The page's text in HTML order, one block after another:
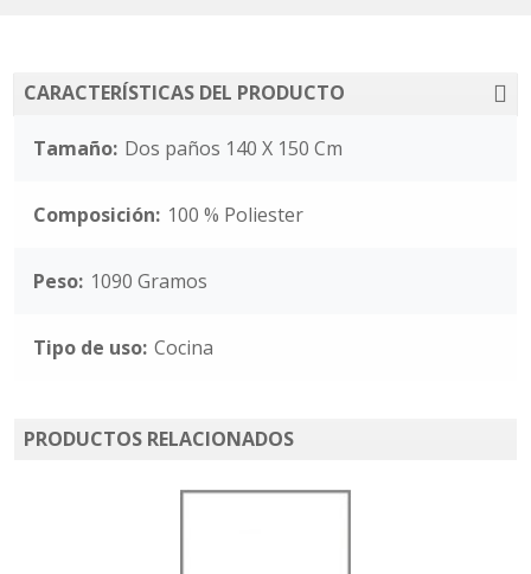
CARACTERÍSTICAS DEL PRODUCTO
Tamaño: Dos paños 140 X 150 Cm
Composición: 100 % Poliester
Peso: 1090 Gramos
Tipo de uso: Cocina
PRODUCTOS RELACIONADOS